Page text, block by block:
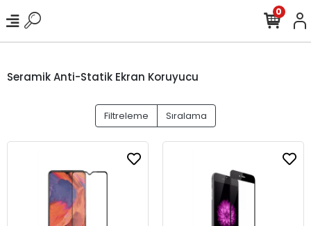
0
Seramik Anti-Statik Ekran Koruyucu
Filtreleme Sıralama